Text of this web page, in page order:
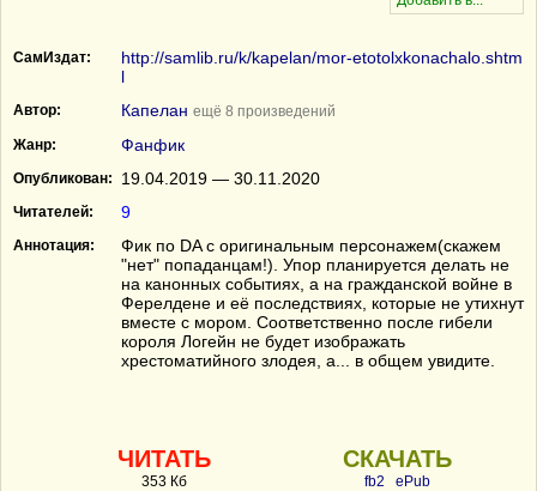
СамИздат:
http://samlib.ru/k/kapelan/mor-etotolxkonachalo.shtm
l
Автор: Капелан ещё 8 произведений
Жанр:
Фанфик
Опубликован: 19.04.2019 — 30.11.2020
Читателей: 9
Аннотация:
Фик по DA с оригинальным персонажем(скажем
"нет" попаданцам!). Упор планируется делать не
на канонных событиях, а на гражданской войне в
Ферелдене и её последствиях, которые не утихнут
вместе с мором. Соответственно после гибели
короля Логейн не будет изображать
хрестоматийного злодея, а... в общем увидите.
ЧИТАТЬ
353 Кб
СКАЧАТЬ
fb2 ePub